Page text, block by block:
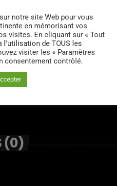
(0)
notre site Web pour vous
en mémorisant vos
visites. En cliquant sur « Tout
l'utilisation de TOUS les
visiter les « Paramètres
consentement contrôlé.